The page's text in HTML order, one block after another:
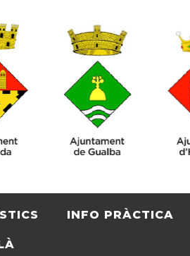
INFO PRÀCTICA